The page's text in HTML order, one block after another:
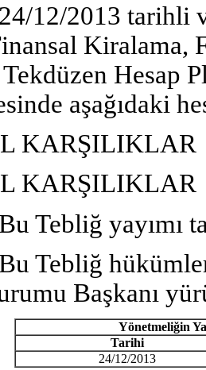
12/2013 tarihli
Kiralama,
Hesap
aşağıdaki
KARŞILIKLAR
KARŞILIKLAR
Tebliğ yayımı
Tebliğ
Başkanı
Yönetmeliğin
Tarihi
24/12/2013